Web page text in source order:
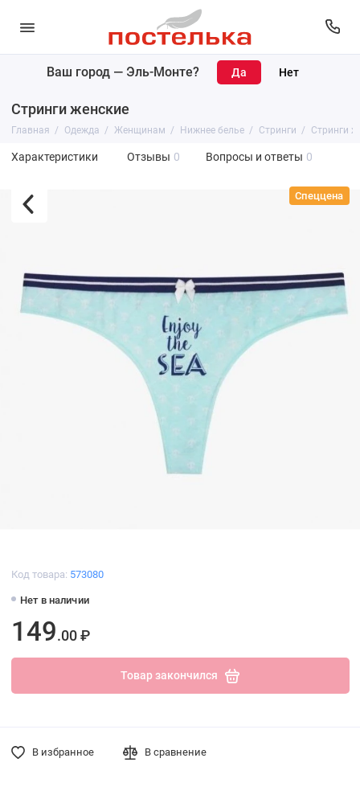
Ваш город — Эль-Монте?
Стринги женские
Главная Одежда Женщинам Нижнее белье Стринги Стринги
Характеристики Отзывы 0 Вопросы и ответы 0
Спеццена
Код товара: 573080
Нет в наличии
149.00 ₽
Товар закончился
В избранное В сравнение